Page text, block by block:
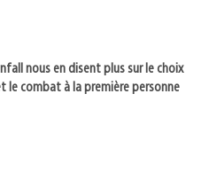
nous en disent plus sur le choix
le combat à la première personne